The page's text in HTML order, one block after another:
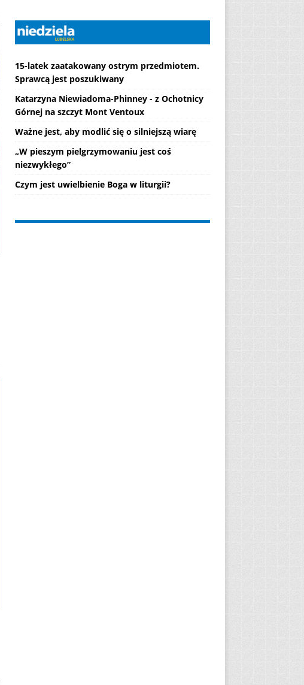
15-latek zaatakowany ostrym przedmiotem.
Sprawcą jest poszukiwany
Katarzyna Niewiadoma-Phinney - z Ochotnicy
Górnej na szczyt Mont Ventoux
Ważne jest, aby modlić się o silniejszą wiarę
„W pieszym pielgrzymowaniu jest coś
niezwykłego”
Czym jest uwielbienie Boga w liturgii?